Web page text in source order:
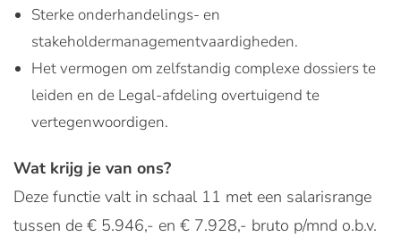
Sterke onderhandelings- en
stakeholdermanagementvaardigheden.
Het vermogen om zelfstandig complexe dossiers te
leiden en de Legal-afdeling overtuigend te
vertegenwoordigen.
Wat krijg je van ons?
Deze functie valt in schaal 11 met een salarisrange
tussen de € 5.946,- en € 7.928,- bruto p/mnd o.b.v.